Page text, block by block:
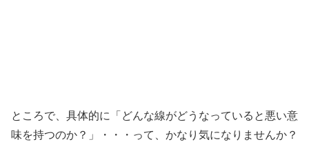
ところで、具体的に「どんな線がどうなっていると悪い意
味を持つのか？」・・・って、かなり気になりませんか？